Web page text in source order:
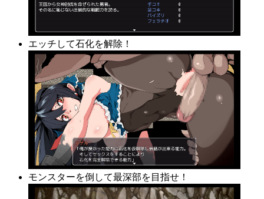
エッチして石化を解除！
モンスターを倒して最深部を目指せ！